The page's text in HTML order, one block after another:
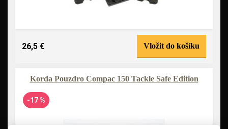
26,5 € Vložit do košíku
Korda Pouzdro Compac 150 Tackle Safe Edition
-17 %